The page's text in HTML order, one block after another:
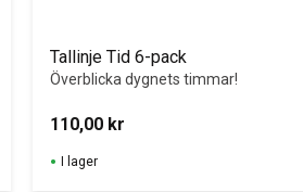
Tallinje Tid 6-pack
Överblicka dygnets timmar!
110,00 kr
I lager